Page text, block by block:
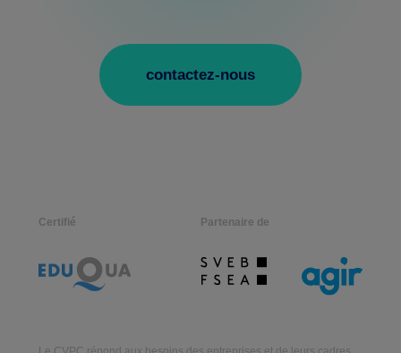
contactez-nous
Certifié Partenaire de